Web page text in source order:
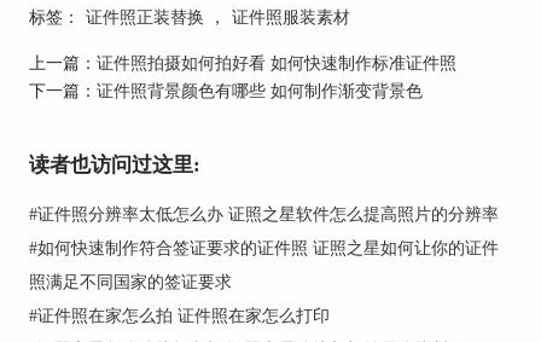
图片1：深色西装
衬衣的料子不要太软，因为硬挺的领子更能衬托我
们的精气神。
标签： 证件照正装替换 ， 证件照服装素材
上一篇： 证件照拍摄如何拍好看 如何快速制作标准证件照
下一篇： 证件照背景颜色有哪些 如何制作渐变背景色
读者也访问过这里:
#证件照分辨率太低怎么办 证照之星软件怎么提高照片的分辨率
#如何快速制作符合签证要求的证件照 证照之星如何让你的证件
照满足不同国家的签证要求
#证件照在家怎么拍 证件照在家怎么打印